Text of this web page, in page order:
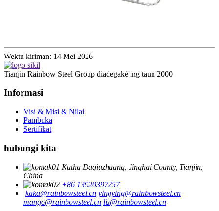
Wektu kiriman: 14 Mei 2026
Tianjin Rainbow Steel Group diadegaké ing taun 2000
Informasi
Visi & Misi & Nilai
Pambuka
Sertifikat
hubungi kita
Kutha Daqiuzhuang, Jinghai County, Tianjin,
China
+86 13920397257
kaka@rainbowsteel.cn yingying@rainbowsteel.cn
mango@rainbowsteel.cn liz@rainbowsteel.cn